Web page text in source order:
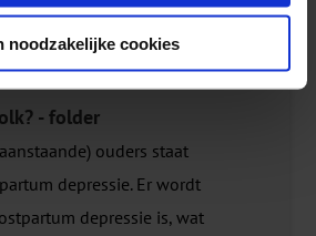
noodzakelijke cookies
- folder
ouders staat
depressie. Er wordt
depressie is, wat